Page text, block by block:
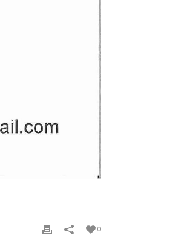
0